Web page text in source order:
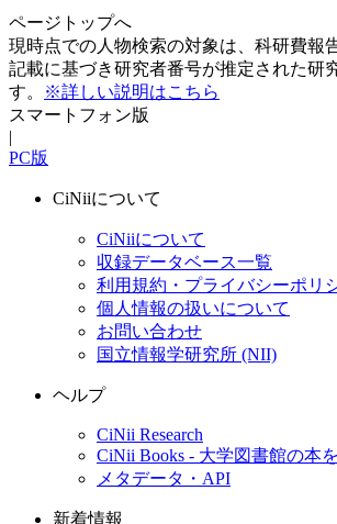
ページトップへ
現時点での人物検索の対象は、科研費報
記載に基づき研究者番号が推定された研
す。
※詳しい説明はこちら
スマートフォン版
|
PC版
CiNiiについて
CiNiiについて
収録データベース一覧
利用規約・プライバシーポリ
個人情報の扱いについて
お問い合わせ
国立情報学研究所 (NII)
ヘルプ
CiNii Research
CiNii Books - 大学図書館の本
メタデータ・API
新着情報